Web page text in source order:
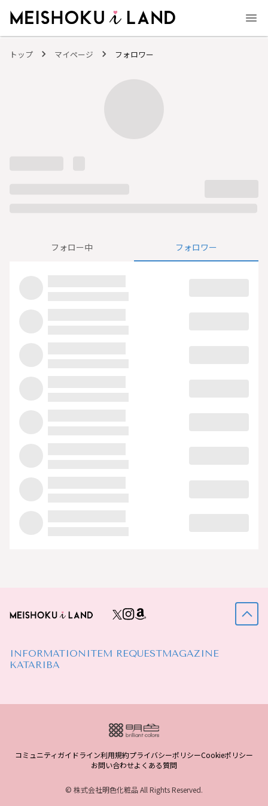
トップ マイページ フォロワー
フォロー中 フォロワー
INFORMATION ITEM REQUESTMAGAZINE
KATARIBA
コミュニティガイドライン利用規約プライバシーポリシーCookieポリシー
お問い合わせよくある質問
© 株式会社明色化粧品 All Rights Reserved.